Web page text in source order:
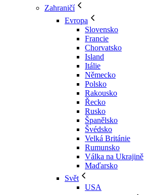
Zahraničí
Evropa
Slovensko
Francie
Chorvatsko
Island
Itálie
Německo
Polsko
Rakousko
Řecko
Rusko
Španělsko
Švédsko
Velká Británie
Rumunsko
Válka na Ukrajině
Maďarsko
Svět
USA